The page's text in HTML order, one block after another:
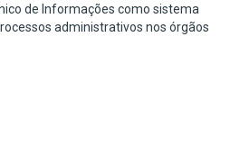
de Informações como sistema
administrativos nos órgãos